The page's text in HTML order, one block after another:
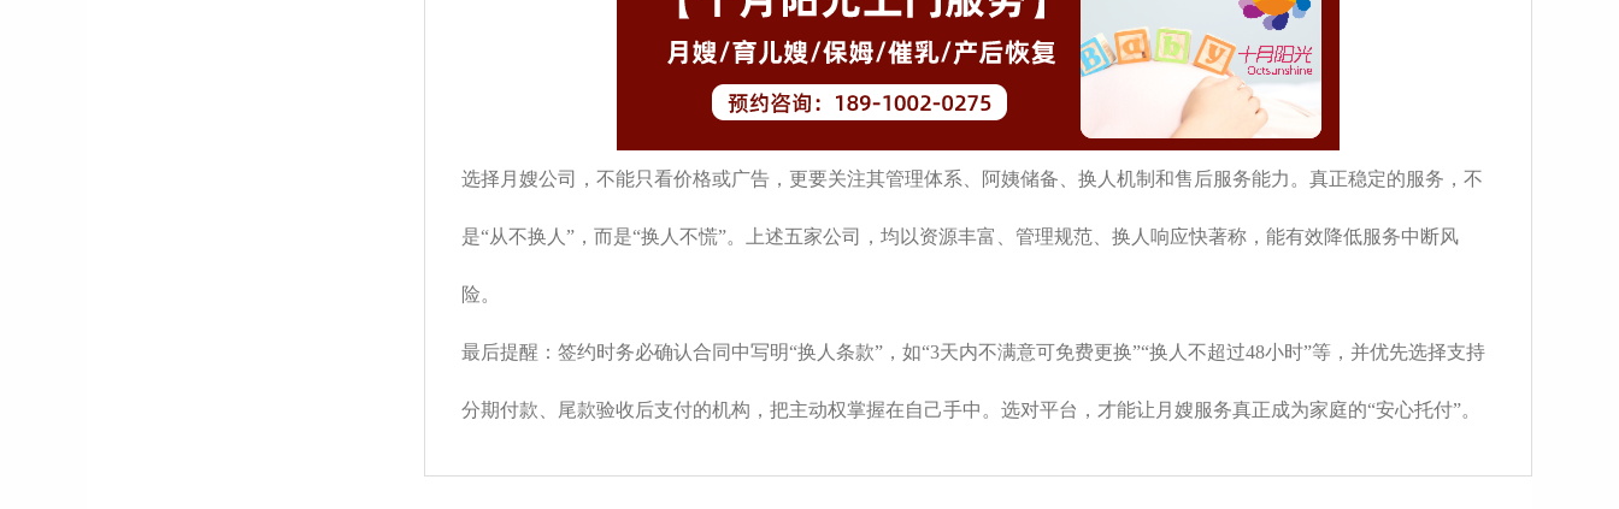
选择月嫂公司，不能只看价格或广告，更要关注其管理体系、阿姨储备、换人机制和售后服务能力。真正稳定的服务，不
是“从不换人”，而是“换人不慌”。上述五家公司，均以资源丰富、管理规范、换人响应快著称，能有效降低服务中断风
险。
最后提醒：签约时务必确认合同中写明“换人条款”，如“3天内不满意可免费更换”“换人不超过48小时”等，并优先选择支持
分期付款、尾款验收后支付的机构，把主动权掌握在自己手中。选对平台，才能让月嫂服务真正成为家庭的“安心托付”。